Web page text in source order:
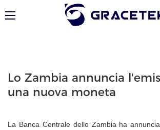
Lo Zambia annuncia
una nuova moneta
La Banca Centrale dello Zambia ha